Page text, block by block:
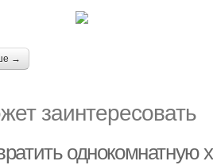
→
заинтересовать
однокомнатную